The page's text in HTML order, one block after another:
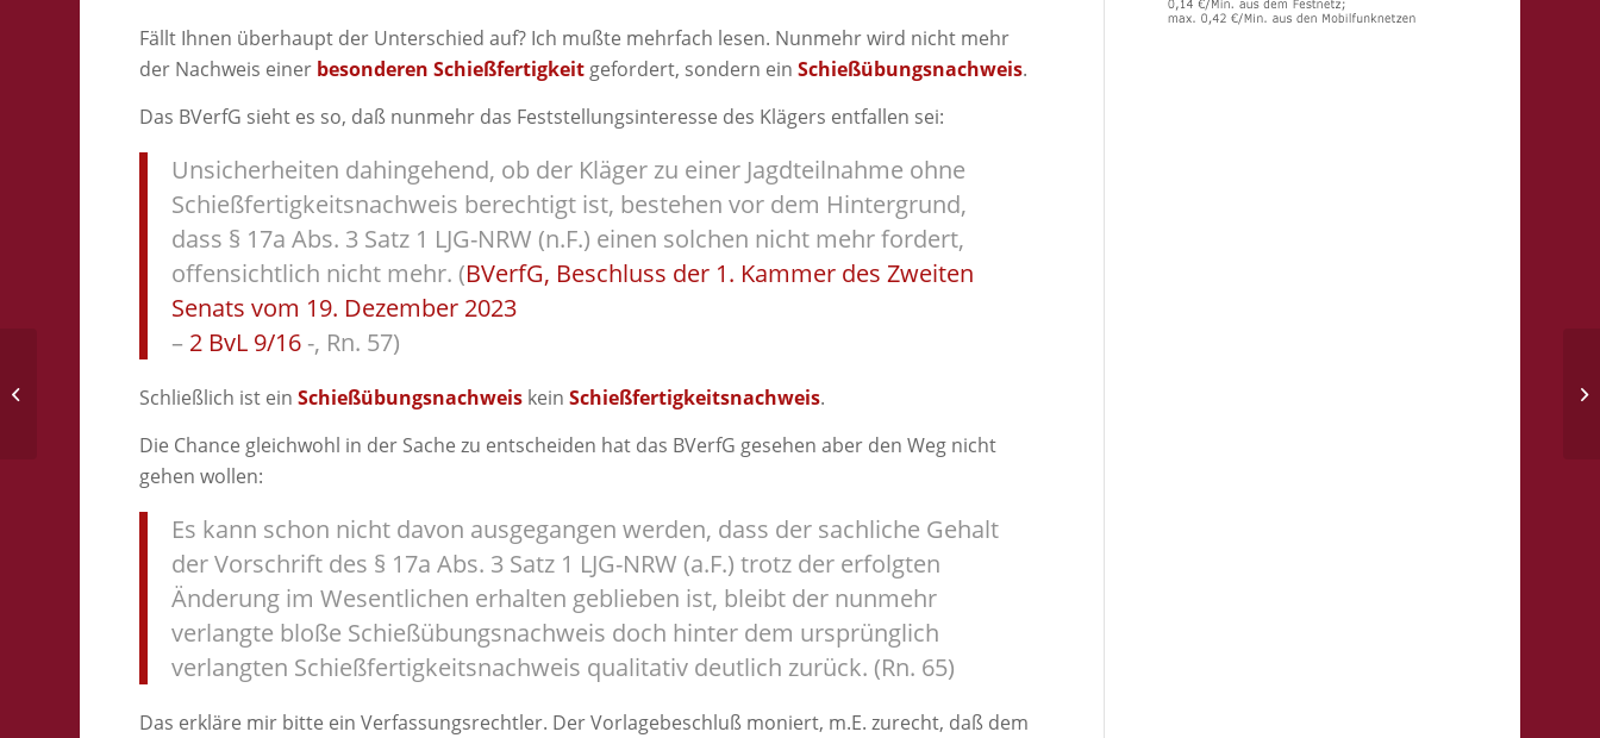
Fällt Ihnen überhaupt der Unterschied auf? Ich mußte mehrfach lesen. Nunmehr wird nicht mehr
der Nachweis einer besonderen Schießfertigkeit gefordert, sondern einSchießübungsnachweis.
Das BVerfG sieht es so, daß nunmehr das Feststellungsinteresse des Klägers entfallen sei:
Unsicherheiten dahingehend, ob der Kläger zu einer Jagdteilnahme ohne
Schießfertigkeitsnachweis berechtigt ist, bestehen vor dem Hintergrund,
dass § 17a Abs. 3 Satz 1 LJG-NRW (n.F.) einen solchen nicht mehr fordert,
offensichtlich nicht mehr. (BVerfG, Beschluss der 1. Kammer des Zweiten
Senats vom 19. Dezember 2023
– 2 BvL 9/16 -, Rn. 57)
Schließlich ist einSchießübungsnachweis keinSchießfertigkeitsnachweis.
Die Chance gleichwohl in der Sache zu entscheiden hat das BVerfG gesehen aber den Weg nicht
gehen wollen:
Es kann schon nicht davon ausgegangen werden, dass der sachliche Gehalt
der Vorschrift des § 17a Abs. 3 Satz 1 LJG-NRW (a.F.) trotz der erfolgten
Änderung im Wesentlichen erhalten geblieben ist, bleibt der nunmehr
verlangte bloße Schießübungsnachweis doch hinter dem ursprünglich
verlangten Schießfertigkeitsnachweis qualitativ deutlich zurück. (Rn. 65)
Das erkläre mir bitte ein Verfassungsrechtler. Der Vorlagebeschluß moniert, m.E. zurecht, daß dem
und Voreintrag